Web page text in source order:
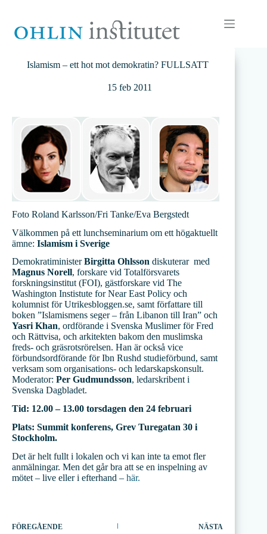
innehåll
Islamism – ett hot mot demokratin? FULLSATT
15 feb 2011
Foto Roland Karlsson/Fri Tanke/Eva Bergstedt
Välkommen på ett lunchseminarium om ett högaktuellt
ämne: Islamism i Sverige
DemokratiministerBirgitta Ohlsson diskuterar med
Magnus Norell, forskare vid Totalförsvarets
forskningsinstitut (FOI), gästforskare vid The
Washington Instistute for Near East Policy och
kolumnist för Utrikesbloggen.se, samt författare till
boken ”Islamismens seger – från Libanon till Iran” och
Yasri Khan, ordförande i Svenska Muslimer för Fred
och Rättvisa, och arkitekten bakom den muslimska
freds- och gräsrotsrörelsen. Han är också vice
förbundsordförande för Ibn Rushd studieförbund, samt
verksam som organisations- och ledarskapskonsult.
Moderator: Per Gudmundsson, ledarskribent i
Svenska Dagbladet.
Tid: 12.00 – 13.00 torsdagen den 24 februari
Plats: Summit konferens, Grev Turegatan 30 i
Stockholm.
Det är helt fullt i lokalen och vi kan inte ta emot fler
anmälningar. Men det går bra att se en inspelning av
mötet – live eller i efterhand – här.
FÖREGÅENDE NÄSTA